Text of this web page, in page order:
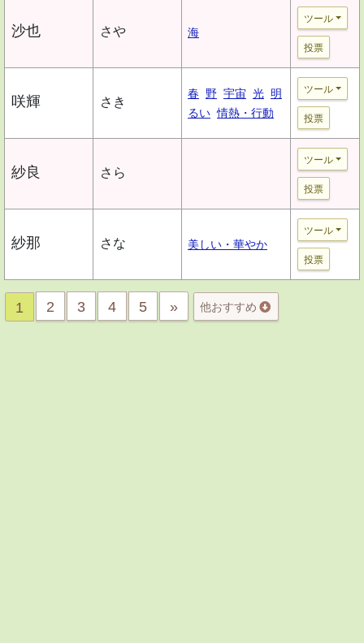
沙也 さや 海
ツール
投票
咲輝 さき
春 野 宇宙 光 明
るい 情熱・行動
ツール
投票
紗良 さら
ツール
投票
紗那 さな 美しい・華やか
ツール
投票
1 2 3 4 5 » 他おすすめ